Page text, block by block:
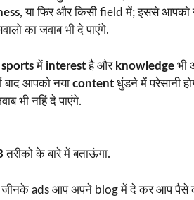
, या फिर और किसी field में; इससे आपको
का जवाब भी दे पाएंगे.
sportsमें interestहै औरknowledge भी
आपको नया content धुंडने में परेसानी
भी नहिं दे पाएंगे.
तरीको के बारे में बताऊंगा.
जीनके ads आप अपने blog में दे कर आप पैसे